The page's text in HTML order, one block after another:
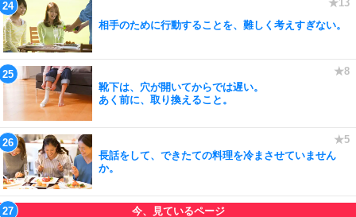
相手のために行動することを、難しく考えすぎない。
靴下は、穴が開いてからでは遅い。
あく前に、取り換えること。
長話をして、できたての料理を冷まさせていません
か。